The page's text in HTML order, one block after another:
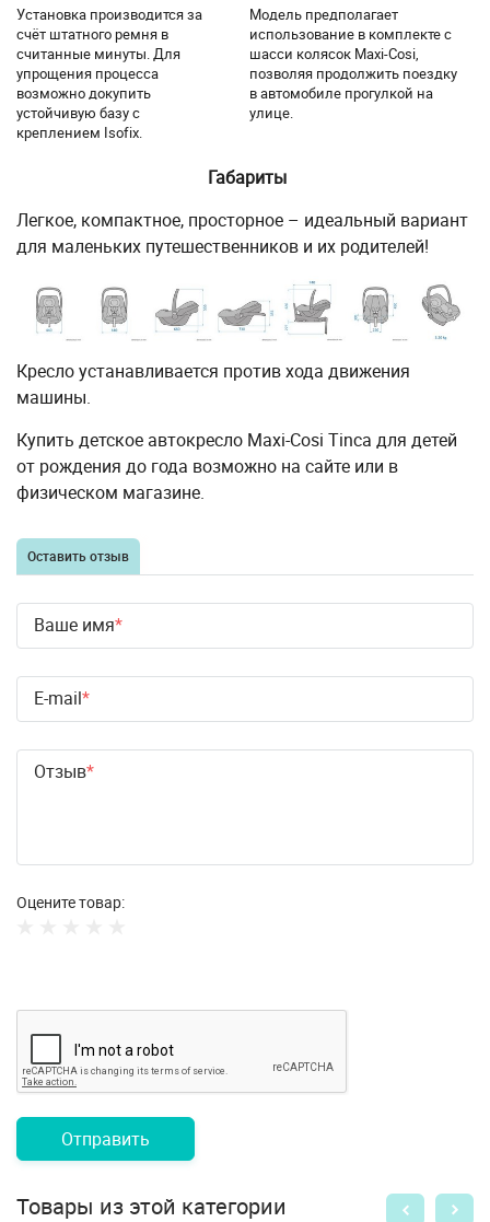
Установка производится за
счёт штатного ремня в
считанные минуты. Для
упрощения процесса
возможно докупить
устойчивую базу с
креплением Isofix.
Модель предполагает
использование в комплекте с
шасси колясок Maxi-Cosi,
позволяя продолжить поездку
в автомобиле прогулкой на
улице.
Габариты
Легкое, компактное, просторное – идеальный вариант
для маленьких путешественников и их родителей!
Кресло устанавливается против хода движения
машины.
Купить детское автокресло Maxi-Cosi Tinca для детей
от рождения до года возможно на сайте или в
физическом магазине.
Оставить отзыв
Ваше имя
E-mail
Отзыв
Оцените товар:
Отправить
Товары из этой категории